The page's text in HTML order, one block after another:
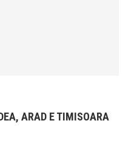
ARAD E TIMISOARA